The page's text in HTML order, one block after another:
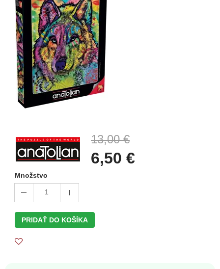
13,00 €
6,50 €
Množstvo
1
PRIDAŤ DO KOŠÍKA